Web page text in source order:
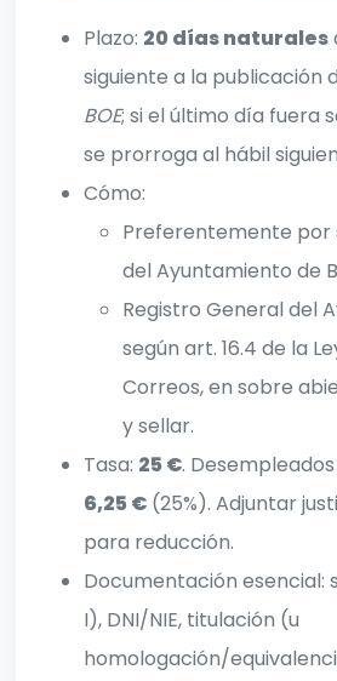
Plazo: 20 días naturales
siguiente a la publicación
BOE; si el último día fuera
se prorroga al hábil
Cómo:
Preferentemente por
del Ayuntamiento de
Registro General del
según art. 16.4 de la
Correos, en sobre
y sellar.
Tasa: 25 €.
6,25 € (25%). Adjuntar
para reducción.
Documentación esencial:
I), DNI/NIE, titulación (u
homologación/